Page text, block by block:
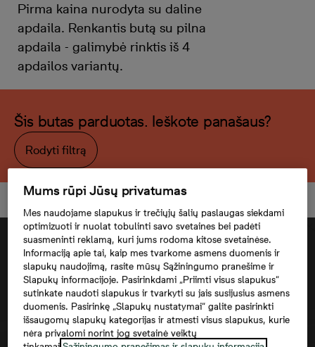
Pirma kaina nurodyta su daline
apdaila. Renkantis butą su pilna
apdaila - galimybė rinktis iš 4
apdailos variantų.
Šis butas parduotas. Ieškote panašaus?
Rodyti filtrą
Mums rūpi Jūsų privatumas
Mes naudojame slapukus ir trečiųjų šalių paslaugas siekdami
optimizuoti ir nuolat tobulinti savo svetaines bei padėti
suasmeninti reklamą, kuri jums rodoma kitose svetainėse.
Informaciją apie tai, kaip mes tvarkome asmens duomenis ir
slapukų naudojimą, rasite mūsų Sąžiningumo pranešime ir
Slapukų informacijoje. Pasirinkdami „Priimti visus slapukus“
sutinkate naudoti slapukus ir tvarkyti su jais susijusius asmens
duomenis. Pasirinkę „Slapukų nustatymai“ galite pasirinkti
išsaugomų slapukų kategorijas ir atmesti visus slapukus, kurie
nėra privalomi norint jog svetainė veiktų